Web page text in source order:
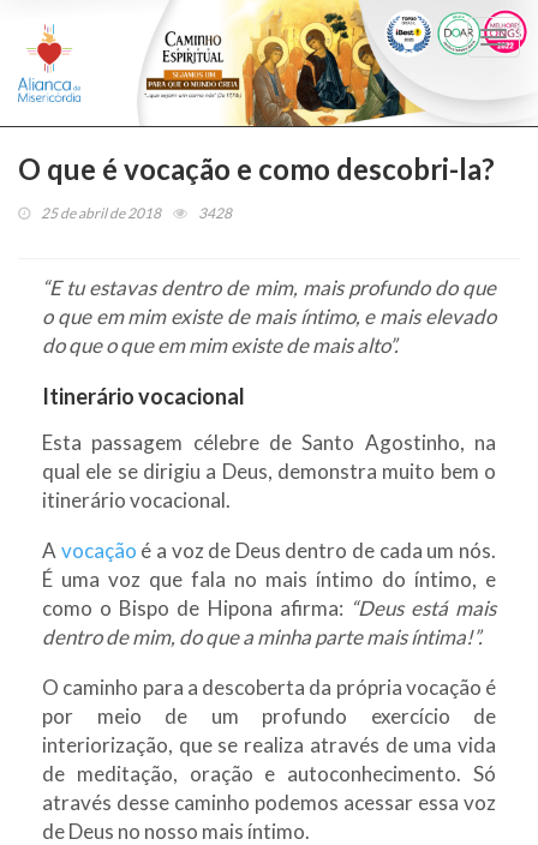
O que é vocação e como descobri-la?
25 de abril de 2018 3428
“E tu estavas dentro de mim, mais profundo do que
o que em mim existe de mais íntimo, e mais elevado
do que o que em mim existe de mais alto”.
Itinerário vocacional
Esta passagem célebre de Santo Agostinho, na
qual ele se dirigiu a Deus, demonstra muito bem o
itinerário vocacional.
A vocação é a voz de Deus dentro de cada um nós.
É uma voz que fala no mais íntimo do íntimo, e
como o Bispo de Hipona afirma: “Deus está mais
dentro de mim, do que a minha parte mais íntima!”.
O caminho para a descoberta da própria vocação é
por meio de um profundo exercício de
interiorização, que se realiza através de uma vida
de meditação, oração e autoconhecimento. Só
através desse caminho podemos acessar essa voz
de Deus no nosso mais íntimo.